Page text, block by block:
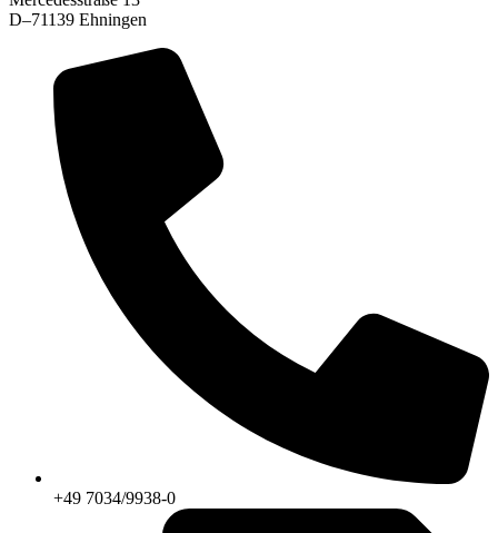
D–71139 Ehningen
+49 7034/9938-0